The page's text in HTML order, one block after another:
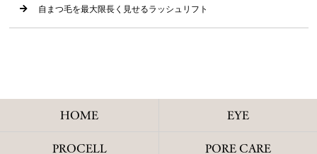
自まつ毛を最大限長く見せるラッシュリフト
HOME EYE
PROCELL
PORE CARE